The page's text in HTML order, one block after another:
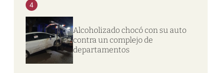
4
Alcoholizado chocó con su auto
contra un complejo de
departamentos